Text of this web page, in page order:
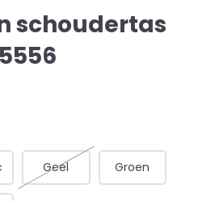
schoudertas
Geel Groen